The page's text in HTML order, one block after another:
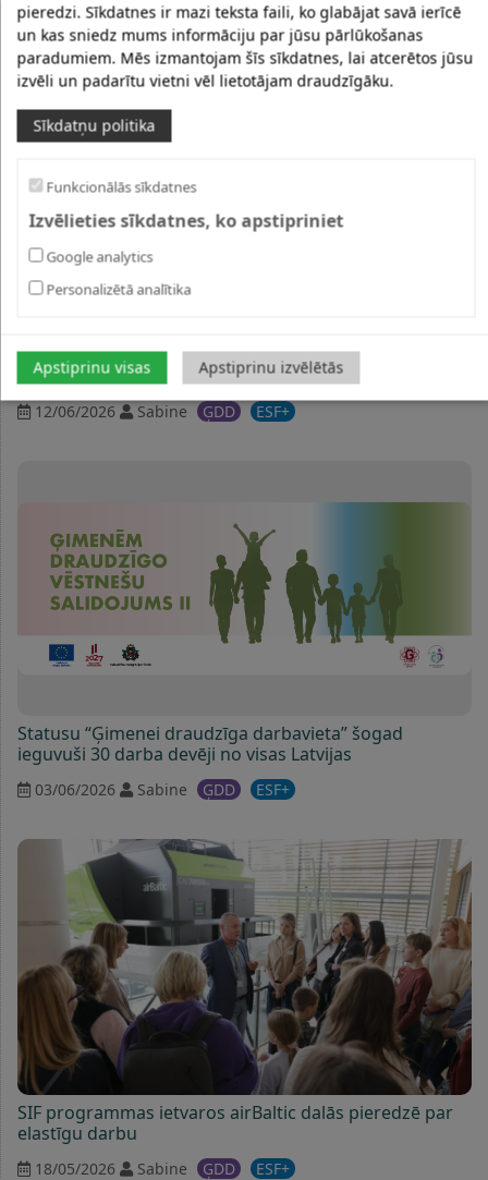
JAUNUMI
godināti darba devēji, kas stiprina ģimenēm draudzīgu
vidi Latvijā
12/06/2026 Sabine ĢDD ESF+
Statusu “Ģimenei draudzīga darbavieta” šogad
ieguvuši 30 darba devēji no visas Latvijas
03/06/2026 Sabine ĢDD ESF+
SIF programmas ietvaros airBaltic dalās pieredzē par
elastīgu darbu
18/05/2026 Sabine ĢDD ESF+
pieredzi. Sīkdatnes ir mazi teksta faili, ko glabājat savā ierīcē
un kas sniedz mums informāciju par jūsu pārlūkošanas
paradumiem. Mēs izmantojam šīs sīkdatnes, lai atcerētos jūsu
izvēli un padarītu vietni vēl lietotājam draudzīgāku.
Sīkdatņu politika
Funkcionālās sīkdatnes
Izvēlieties sīkdatnes, ko apstipriniet
Google analytics
Personalizētā analītika
Apstiprinu visas Apstiprinu izvēlētās